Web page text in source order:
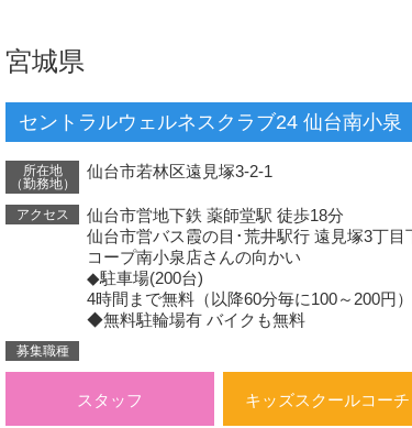
宮城県
セントラルウェルネスクラブ24 仙台南小泉
所在地
（勤務地）
仙台市若林区遠見塚3-2-1
アクセス
仙台市営地下鉄 薬師堂駅 徒歩18分
仙台市営バス霞の目･荒井駅行 遠見塚3丁目
コープ南小泉店さんの向かい
◆駐車場(200台)
4時間まで無料（以降60分毎に100～200円）
◆無料駐輪場有 バイクも無料
募集職種
スタッフ キッズスクールコーチ